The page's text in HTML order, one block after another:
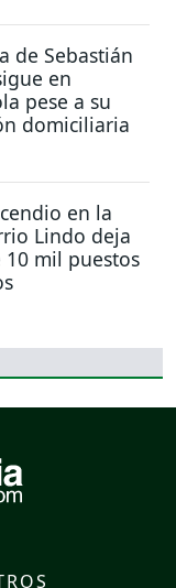
de Sebastián
en
pese a su
domiciliaria
en la
Lindo deja
10 mil puestos